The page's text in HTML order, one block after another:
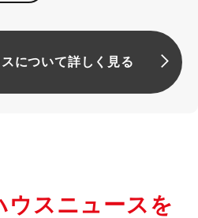
について詳しく見る
ウスニュースを